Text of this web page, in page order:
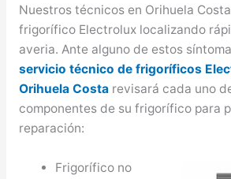
Nuestros técnicos en Orihuela
frigorífico Electrolux localizando
averia. Ante alguno de estos
servicio técnico de frigoríficos
Orihuela Costarevisará cada uno
componentes de su frigorífico para
reparación:
Frigorífico no